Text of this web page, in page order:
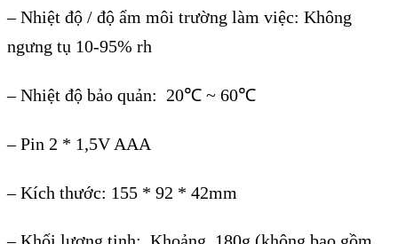
– Nhiệt độ / độ ẩm môi trường làm việc: Không
ngưng tụ 10-95% rh
– Nhiệt độ bảo quản: 20℃ ~ 60℃
– Pin 2 * 1,5V AAA
– Kích thước: 155 * 92 * 42mm